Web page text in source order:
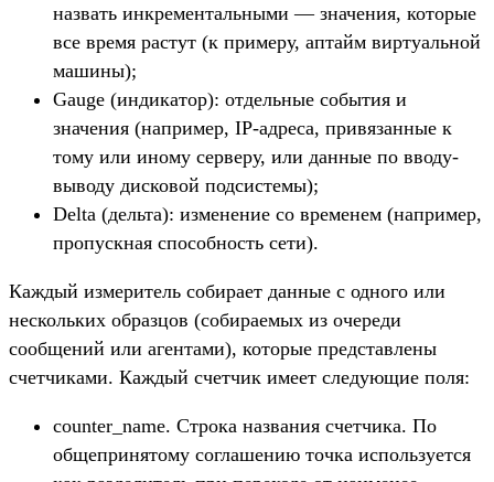
назвать инкрементальными — значения, которые
все время растут (к примеру, аптайм виртуальной
машины);
Gauge (индикатор): отдельные события и
значения (например, IP-адреса, привязанные к
тому или иному серверу, или данные по вводу-
выводу дисковой подсистемы);
Delta (дельта): изменение со временем (например,
пропускная способность сети).
Каждый измеритель собирает данные с одного или
нескольких образцов (собираемых из очереди
сообщений или агентами), которые представлены
счетчиками. Каждый счетчик имеет следующие поля:
counter_name. Строка названия счетчика. По
общепринятому соглашению точка используется